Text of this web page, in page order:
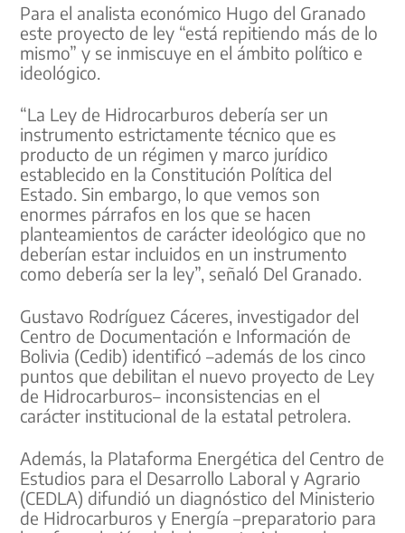
Para el analista económico Hugo del Granado
este proyecto de ley “está repitiendo más de lo
mismo” y se inmiscuye en el ámbito político e
ideológico.
“La Ley de Hidrocarburos debería ser un
instrumento estrictamente técnico que es
producto de un régimen y marco jurídico
establecido en la Constitución Política del
Estado. Sin embargo, lo que vemos son
enormes párrafos en los que se hacen
planteamientos de carácter ideológico que no
deberían estar incluidos en un instrumento
como debería ser la ley”, señaló Del Granado.
Gustavo Rodríguez Cáceres, investigador del
Centro de Documentación e Información de
Bolivia (Cedib) identificó –además de los cinco
puntos que debilitan el nuevo proyecto de Ley
de Hidrocarburos– inconsistencias en el
carácter institucional de la estatal petrolera.
Además, la Plataforma Energética del Centro de
Estudios para el Desarrollo Laboral y Agrario
(CEDLA) difundió un diagnóstico del Ministerio
de Hidrocarburos y Energía –preparatorio para